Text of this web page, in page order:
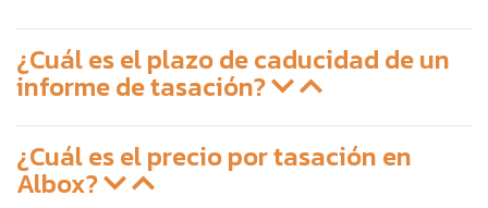
¿Cuál es el plazo de caducidad de un
informe de tasación?
¿Cuál es el precio por tasación en
Albox?